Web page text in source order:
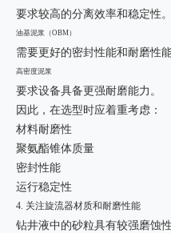
要求较高的分离效率和稳定性。
油基泥浆（OBM）
需要更好的密封性能和耐磨性能
高密度泥浆
要求设备具备更强耐磨能力。
因此，在选型时应着重考虑：
材料耐磨性
聚氨酯锥体质量
密封性能
运行稳定性
4. 关注旋流器材质和耐磨性能
钻井液中的砂粒具有较强磨蚀